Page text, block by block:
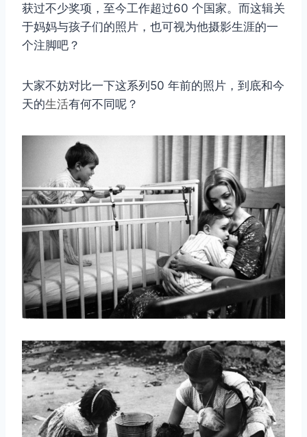
获过不少奖项，至今工作超过60 个国家。而这辑关
于妈妈与孩子们的照片，也可视为他摄影生涯的一
个注脚吧？
大家不妨对比一下这系列50 年前的照片，到底和今
天的生活有何不同呢？